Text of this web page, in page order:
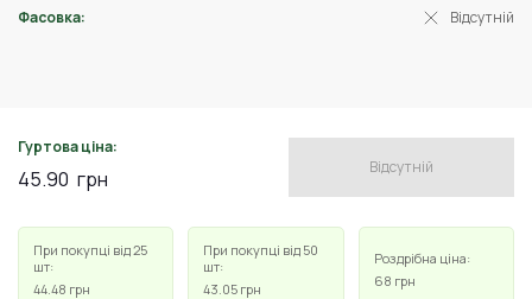
Фасовка: Відсутній
Гуртова ціна:
45.90 грн Відсутній
При покупці від 25
шт:
44.48 грн
При покупці від 50
шт:
43.05 грн
Роздрібна ціна:
68 грн